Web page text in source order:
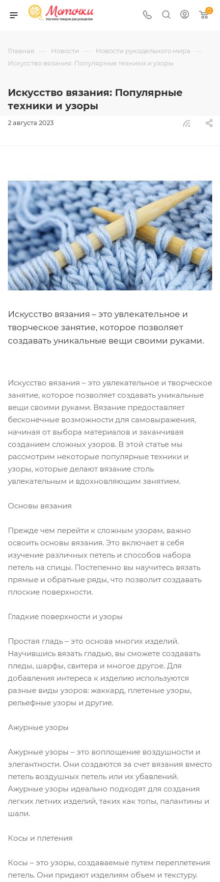
0
Главная — Новости — Новости рукодельного мира —
Искусство вязания: Популярные техники и узоры
Искусство вязания: Популярные
техники и узоры
2 августа 2023
Искусство вязания – это увлекательное и
творческое занятие, которое позволяет
создавать уникальные вещи своими руками.
Искусство вязания – это увлекательное и творческое
занятие, которое позволяет создавать уникальные
вещи своими руками. Вязание предоставляет
бесконечные возможности для самовыражения,
начиная от выбора материалов и заканчивая
созданием сложных узоров. В этой статье мы
рассмотрим некоторые популярные техники и
узоры, которые делают вязание столь
увлекательным и вдохновляющим занятием.
Основы вязания
Прежде чем перейти к сложным узорам, важно
освоить основы вязания. Это включает в себя
изучение различных петель и способов набора
петель на спицы. Постепенно вы научитесь вязать
прямые и обратные ряды, что позволит создавать
плоские поверхности.
Гладкие поверхности и узоры
Простая гладь – это основа многих изделий.
Научившись вязать гладью, вы сможете создавать
пледы, шарфы, свитера и многое другое. Для
добавления интереса к изделию используются
разные виды узоров: жаккард, плетеные узоры,
рельефные узоры и другие.
Ажурные узоры
Ажурные узоры – это воплощение воздушности и
элегантности. Они создаются за счет вязания вместо
петель воздушных петель или их убавлений.
Ажурные узоры идеально подходят для создания
легких летних изделий, таких как топы, палантины и
шали.
Косы и плетения
Косы – это узоры, создаваемые путем переплетения
петель. Они придают изделиям объем и текстуру.